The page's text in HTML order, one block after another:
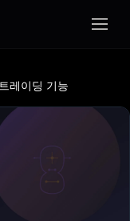
모바
레이딩 기능